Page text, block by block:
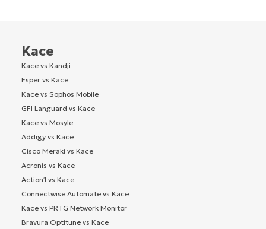
Kace
Kace vs Kandji
Esper vs Kace
Kace vs Sophos Mobile
GFI Languard vs Kace
Kace vs Mosyle
Addigy vs Kace
Cisco Meraki vs Kace
Acronis vs Kace
Action1 vs Kace
Connectwise Automate vs Kace
Kace vs PRTG Network Monitor
Bravura Optitune vs Kace